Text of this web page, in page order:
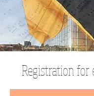
Registration for